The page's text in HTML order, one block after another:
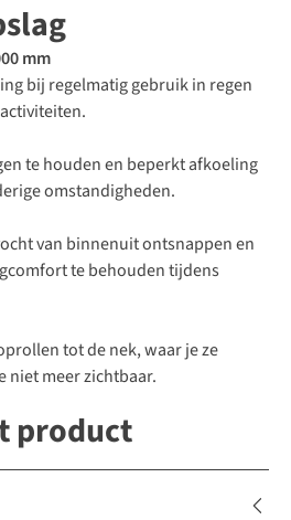
mm
bij regelmatig gebruik in regen
te houden en beperkt afkoeling
omstandigheden.
van binnenuit ontsnappen en
te behouden tijdens
tot de nek, waar je ze
niet meer zichtbaar.
product